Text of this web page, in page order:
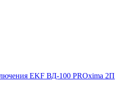
EKF ВД-100 PROxima 2П